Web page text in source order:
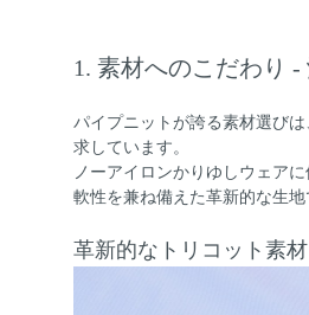
1. 素材へのこだわり
パイプニットが誇る素材選び
求しています。
ノーアイロンかりゆしウェア
軟性を兼ね備えた革新的な生地
革新的なトリコット素